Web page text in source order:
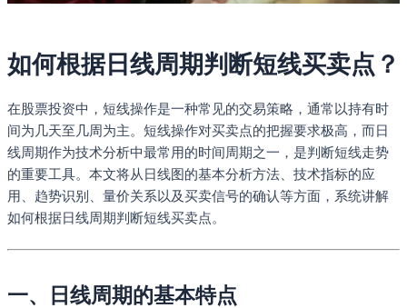
如何根据日线周期判断短线买卖点？
在股票投资中，短线操作是一种常见的交易策略，通常以持有时
间为几天至几周为主。短线操作对买卖点的把握要求极高，而日
线周期作为技术分析中最常用的时间周期之一，是判断短线走势
的重要工具。本文将从日线图的基本分析方法、技术指标的应
用、趋势识别、量价关系以及买卖信号的确认等方面，系统讲解
如何根据日线周期判断短线买卖点。
一、日线周期的基本特点